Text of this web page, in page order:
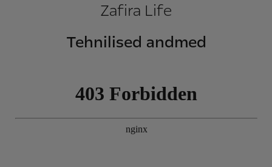
Zafira Life
Tehnilised andmed